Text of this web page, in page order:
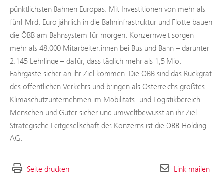
pünktlichsten Bahnen Europas. Mit Investitionen von mehr als
fünf Mrd. Euro jährlich in die Bahninfrastruktur und Flotte bauen
die ÖBB am Bahnsystem für morgen. Konzernweit sorgen
mehr als 48.000 Mitarbeiter:innen bei Bus und Bahn – darunter
2.145 Lehrlinge – dafür, dass täglich mehr als 1,5 Mio.
Fahrgäste sicher an ihr Ziel kommen. Die ÖBB sind das Rückgrat
des öffentlichen Verkehrs und bringen als Österreichs größtes
Klimaschutzunternehmen im Mobilitäts- und Logistikbereich
Menschen und Güter sicher und umweltbewusst an ihr Ziel.
Strategische Leitgesellschaft des Konzerns ist die ÖBB-Holding
AG.
Seite drucken Link mailen